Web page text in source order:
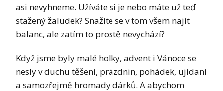
asi nevyhneme. Užíváte si je nebo máte už teď
stažený žaludek? Snažíte se v tom všem najít
balanc, ale zatím to prostě nevychází?
Když jsme byly malé holky, advent i Vánoce se
nesly v duchu těšení, prázdnin, pohádek, ujídaní
a samozřejmě hromady dárků. A abychom